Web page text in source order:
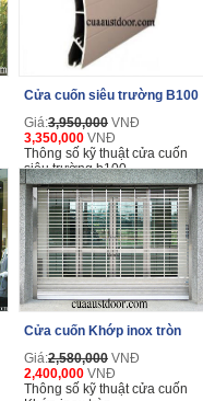
Cửa cuốn siêu trường B100
Giá:3,950,000 VNĐ
3,350,000 VNĐ
Thông số kỹ thuật cửa cuốn
siêu trường b100
Cửa cuốn Khớp inox tròn
Giá:2,580,000 VNĐ
2,400,000 VNĐ
Thông số kỹ thuật cửa cuốn